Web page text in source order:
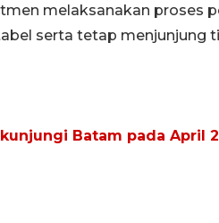
melaksanakan proses
serta tetap menjunjung
Batam pada April